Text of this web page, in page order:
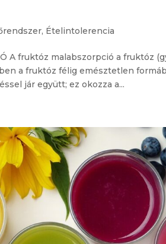
, Ételintolerencia
A fruktóz malabszorpció a fruktóz
a fruktóz félig emésztetlen
jár együtt; ez okozza a...